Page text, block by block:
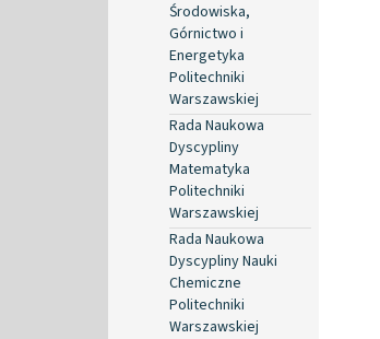
Środowiska,
Górnictwo i
Energetyka
Politechniki
Warszawskiej
Rada Naukowa
Dyscypliny
Matematyka
Politechniki
Warszawskiej
Rada Naukowa
Dyscypliny Nauki
Chemiczne
Politechniki
Warszawskiej